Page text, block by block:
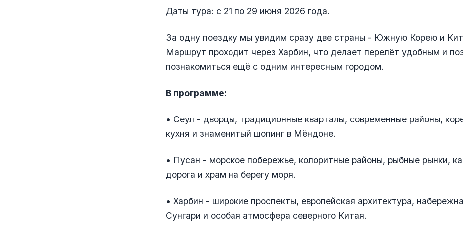
Даты тура: с 21 по 29 июня 2026 года.
За одну поездку мы увидим сразу две страны - Южную Корею и
Маршрут проходит через Харбин, что делает перелёт удобным и
познакомиться ещё с одним интересным городом.
В программе:
• Сеул - дворцы, традиционные кварталы, современные районы,
кухня и знаменитый шопинг в Мёндоне.
• Пусан - морское побережье, колоритные районы, рыбные рынки,
дорога и храм на берегу моря.
• Харбин - широкие проспекты, европейская архитектура,
Сунгари и особая атмосфера северного Китая.